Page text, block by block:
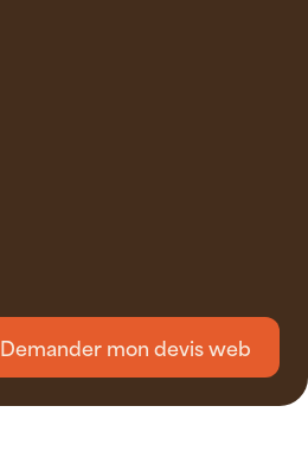
Demander mon devis web